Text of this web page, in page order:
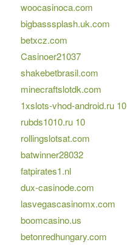
woocasinoca.com
bigbasssplash.uk.com
betxcz.com
Casinoer21037
shakebetbrasil.com
minecraftslotdk.com
1xslots-vhod-android.ru 10
rubds1010.ru 10
rollingslotsat.com
batwinner28032
fatpirates1.nl
dux-casinode.com
lasvegascasinomx.com
boomcasino.us
betonredhungary.com